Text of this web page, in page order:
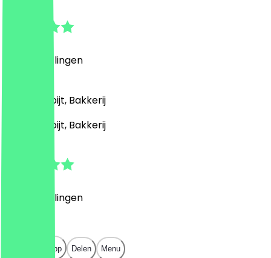
Beoordelingen
Café, Ontbijt, Bakkerij
Café, Ontbijt, Bakkerij
Beoordelingen
Open in app Delen Menu